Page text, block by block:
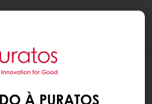
DIRETO
À PURATOS